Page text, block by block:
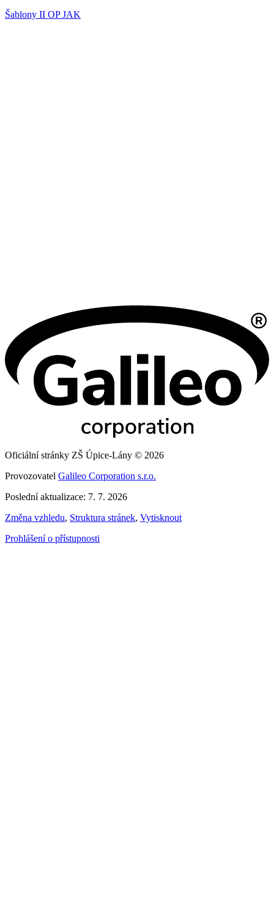
Šablony II OP JAK
Oficiální stránky ZŠ Úpice-Lány © 2026
Provozovatel Galileo Corporation s.r.o.
Poslední aktualizace: 7. 7. 2026
Změna vzhledu, Struktura stránek, Vytisknout
Prohlášení o přístupnosti